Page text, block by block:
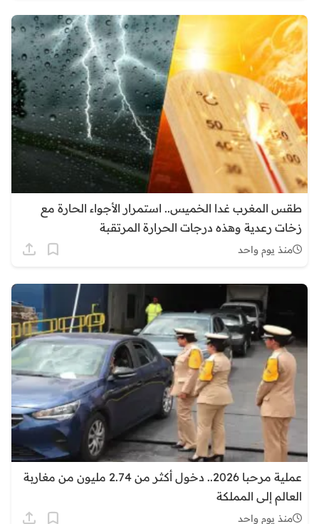
طقس المغرب غدا الخميس.. استمرار الأجواء الحارة مع
زخات رعدية وهذه درجات الحرارة المرتقبة
منذ يوم واحد
عملية مرحبا 2026.. دخول أكثر من 2.74 مليون من مغاربة
العالم إلى المملكة
منذ يوم واحد